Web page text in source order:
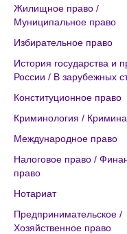
Жилищное право /
Муниципальное право
Избирательное право
История государства и
России / В зарубежных
Конституционное право
Криминология /
Международное право
Налоговое право /
право
Нотариат
Предпринимательское /
Хозяйственное право